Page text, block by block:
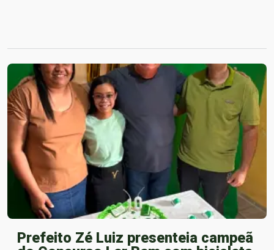
Prefeito Zé Luiz presenteia campeã